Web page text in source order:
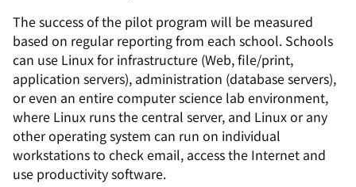
The success of the pilot program will be measured
based on regular reporting from each school. Schools
can use Linux for infrastructure (Web, file/print,
application servers), administration (database servers),
or even an entire computer science lab environment,
where Linux runs the central server, and Linux or any
other operating system can run on individual
workstations to check email, access the Internet and
use productivity software.